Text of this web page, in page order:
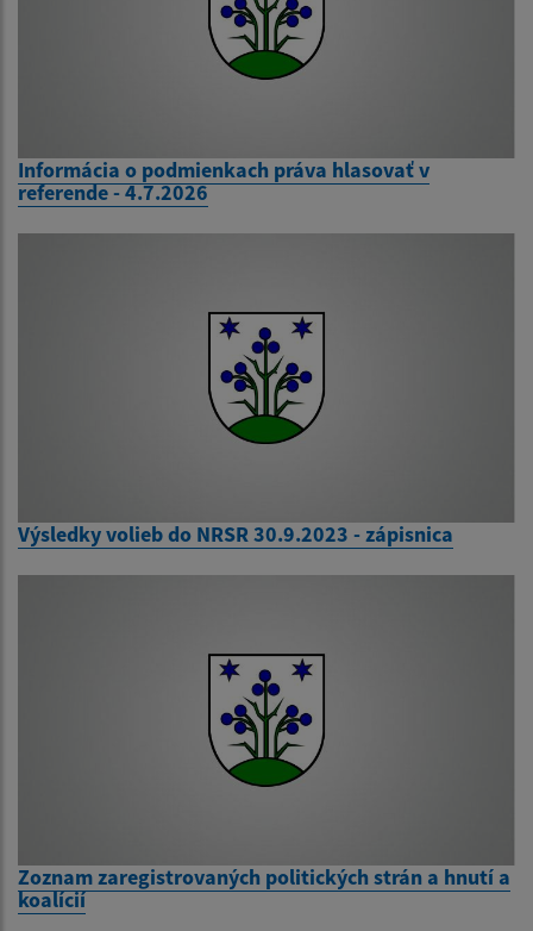
Informácia o podmienkach práva hlasovať v
referende - 4.7.2026
Výsledky volieb do NRSR 30.9.2023 - zápisnica
Zoznam zaregistrovaných politických strán a hnutí a
koalícií